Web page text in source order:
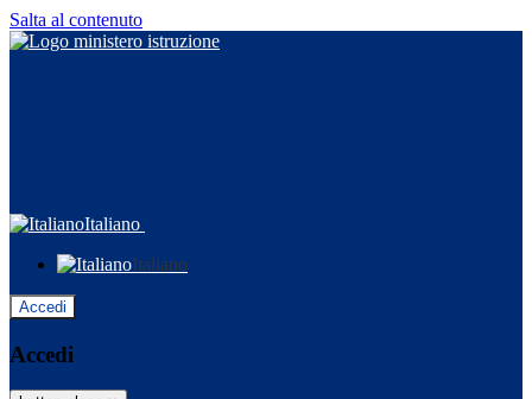
Salta al contenuto
Italiano
Italiano
Accedi
Accedi